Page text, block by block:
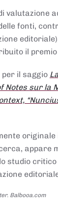
valutazione
fonti,
il premio
per il saggio
Notes sur la
appare
studio
Balbooa.com